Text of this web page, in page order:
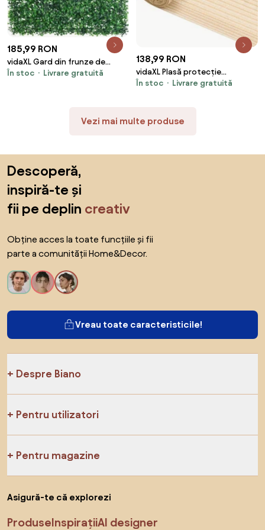
185,99 RON
vidaXL Gard din frunze de
arbust artificiale, 6 buc., verde,
În stoc Livrare gratuită
138,99 RON
vidaXL Plasă protecție
intimitate, bej, 1,5x10 m, HDPE,
În stoc Livrare gratuită
Vezi mai multe produse
Descoperă,
inspiră-te și
fii pe deplin creativ
Obține acces la toate funcțiile și fii
parte a comunității Home&Decor.
Vreau toate caracteristicile!
Despre Biano
Pentru utilizatori
Pentru magazine
Asigură-te că explorezi
ProduseInspirațiiAI designer